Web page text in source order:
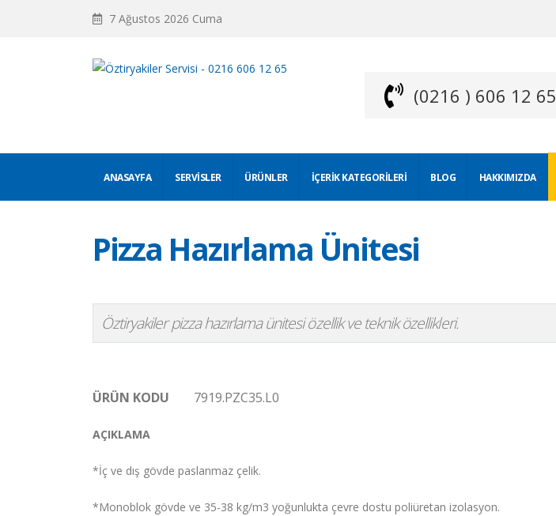
7 Ağustos 2026 Cuma
(0216 ) 606 12 65
ANASAYFA SERVISLER ÜRÜNLER İÇERIK KATEGORILERI BLOG HAKKIMIZDA
Pizza Hazırlama Ünitesi
Öztiryakiler pizza hazırlama ünitesi özellik ve teknik özellikleri.
ÜRÜN KODU 7919.PZC35.L0
AÇIKLAMA
*İç ve dış gövde paslanmaz çelik.
*Monoblok gövde ve 35-38 kg/m3 yoğunlukta çevre dostu poliüretan izolasyon.